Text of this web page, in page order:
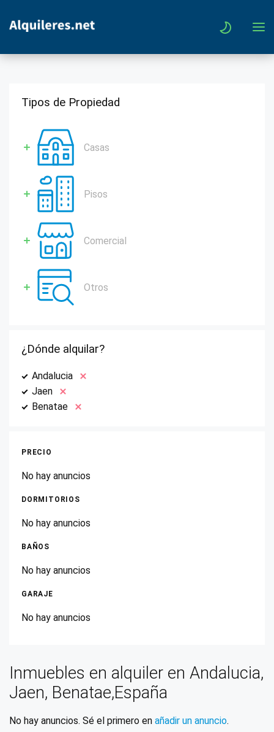
Tipos de Propiedad
Casas
Pisos
Comercial
Otros
¿Dónde alquilar?
Andalucia
Jaen
Benatae
PRECIO
No hay anuncios
DORMITORIOS
No hay anuncios
BAÑOS
No hay anuncios
GARAJE
No hay anuncios
Inmuebles en alquiler en Andalucia,
Jaen, Benatae,España
No hay anuncios. Sé el primero en añadir un anuncio.